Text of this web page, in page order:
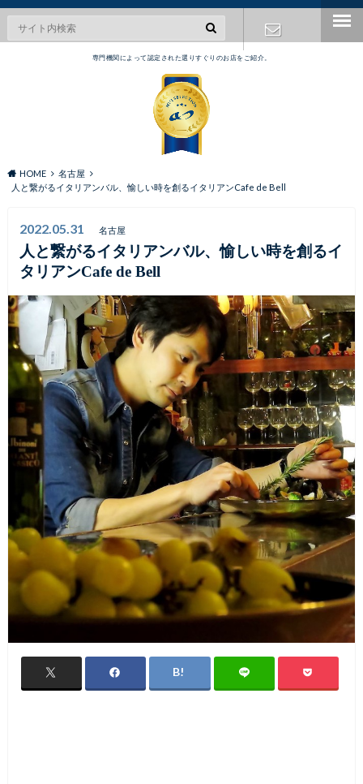
専門機関によって認定された選りすぐりのお店をご紹介。
HOME
名古屋
人と繋がるイタリアンバル、愉しい時を創るイタリアンCafe de Bell
2022.05.31 名古屋
人と繋がるイタリアンバル、愉しい時を創るイ
タリアンCafe de Bell